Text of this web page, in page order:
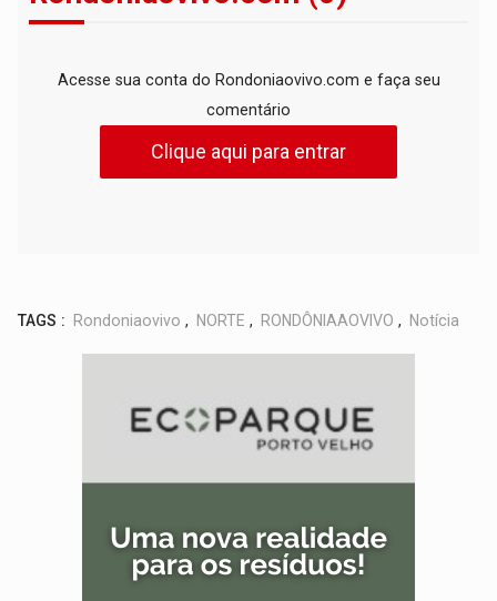
Acesse sua conta do Rondoniaovivo.com e faça seu
comentário
Clique aqui para entrar
TAGS : Rondoniaovivo , NORTE , RONDÔNIAAOVIVO , Notícia